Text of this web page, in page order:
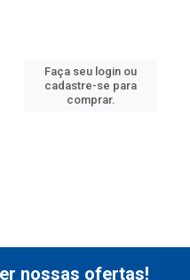
Faça seu login ou
cadastre-se para
comprar.
nossas ofertas!